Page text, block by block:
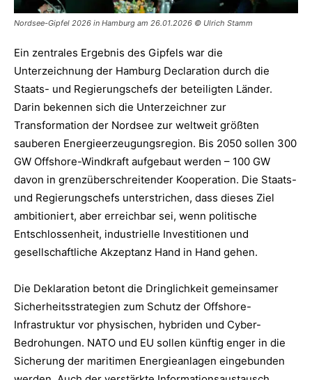
Nordsee-Gipfel 2026 in Hamburg am 26.01.2026 © Ulrich Stamm
Ein zentrales Ergebnis des Gipfels war die
Unterzeichnung der Hamburg Declaration durch die
Staats- und Regierungschefs der beteiligten Länder.
Darin bekennen sich die Unterzeichner zur
Transformation der Nordsee zur weltweit größten
sauberen Energieerzeugungsregion. Bis 2050 sollen 300
GW Offshore-Windkraft aufgebaut werden – 100 GW
davon in grenzüberschreitender Kooperation. Die Staats-
und Regierungschefs unterstrichen, dass dieses Ziel
ambitioniert, aber erreichbar sei, wenn politische
Entschlossenheit, industrielle Investitionen und
gesellschaftliche Akzeptanz Hand in Hand gehen.
Die Deklaration betont die Dringlichkeit gemeinsamer
Sicherheitsstrategien zum Schutz der Offshore-
Infrastruktur vor physischen, hybriden und Cyber-
Bedrohungen. NATO und EU sollen künftig enger in die
Sicherung der maritimen Energieanlagen eingebunden